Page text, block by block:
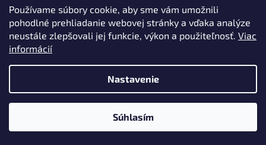
Používame súbory cookie, aby sme vám umožnili
pohodlné prehliadanie webovej stránky a vďaka analýze
neustále zlepšovali jej funkcie, výkon a použiteľnosť. Viac
informácií
Nastavenie
Súhlasím
PRIHLÁSIŤ SA
nastavenie cookies